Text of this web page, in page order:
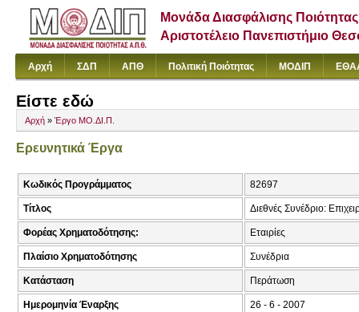
Μονάδα Διασφάλισης Ποιότητας
Αριστοτέλειο Πανεπιστήμιο
Αρχή ΣΔΠ ΑΠΘ Πολιτική Ποιότητας ΜΟΔΙΠ
Είστε εδώ
Αρχή » Έργο ΜΟ.ΔΙ.Π.
Ερευνητικά Έργα
Κωδικός Προγράμματος 82697
Τίτλος Διεθνές Συνέδριο:
Φορέας Χρηματοδότησης: Εταιρίες
Πλαίσιο Χρηματοδότησης Συνέδρια
Κατάσταση Περάτωση
Ημερομηνία Έναρξης 26 - 6 - 2007